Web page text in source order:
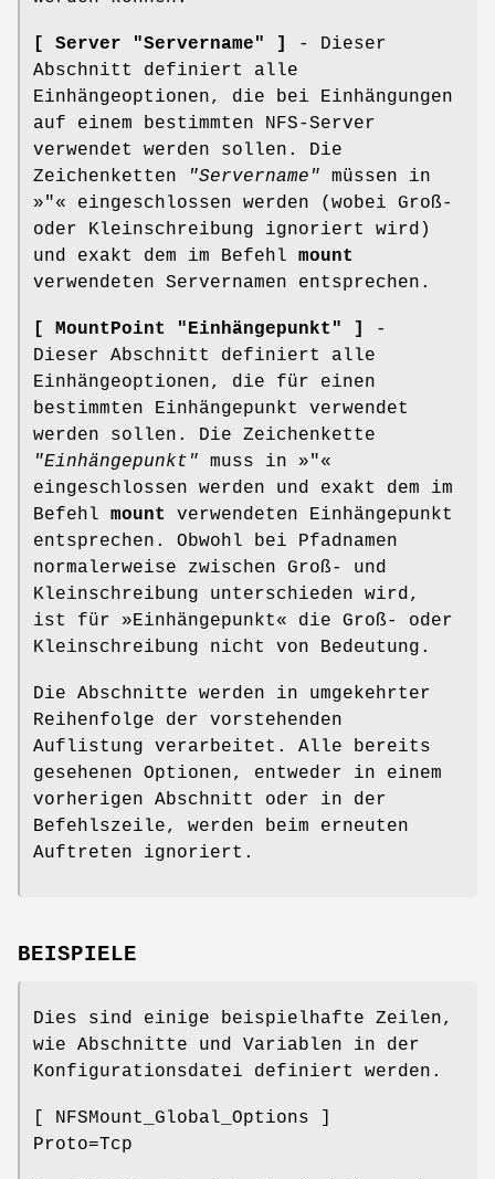
[ Server "Servername" ]
- Dieser
Abschnitt definiert alle
Einhängeoptionen, die bei Einhängungen
auf einem bestimmten NFS-Server
verwendet werden sollen. Die
Zeichenketten
"Servername" müssen in
»"« eingeschlossen werden (wobei Groß-
oder Kleinschreibung ignoriert wird)
und exakt dem im Befehl mount
verwendeten Servernamen entsprechen.
[ MountPoint "Einhängepunkt" ]
-
Dieser Abschnitt definiert alle
Einhängeoptionen, die für einen
bestimmten Einhängepunkt verwendet
werden sollen. Die Zeichenkette
"Einhängepunkt" muss in »"«
eingeschlossen werden und exakt dem im
Befehl mount
verwendeten Einhängepunkt
entsprechen. Obwohl bei Pfadnamen
normalerweise zwischen Groß- und
Kleinschreibung unterschieden wird,
ist für »Einhängepunkt« die Groß- oder
Kleinschreibung nicht von Bedeutung.
Die Abschnitte werden in umgekehrter
Reihenfolge der vorstehenden
Auflistung verarbeitet. Alle bereits
gesehenen Optionen, entweder in einem
vorherigen Abschnitt oder in der
Befehlszeile, werden beim erneuten
Auftreten ignoriert.
BEISPIELE
Dies sind einige beispielhafte Zeilen,
wie Abschnitte und Variablen in der
Konfigurationsdatei definiert werden.
[ NFSMount_Global_Options ]
Proto=Tcp